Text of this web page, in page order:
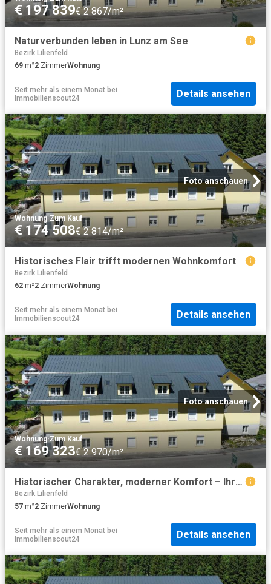
€ 197 839€ 2 867/m²
Naturverbunden leben in Lunz am See
Bezirk Lilienfeld
69 m²2 ZimmerWohnung
Seit mehr als einem Monat bei
Immobilienscout24
Details ansehen
Foto anschauen
Wohnung·Zum Kauf
€ 174 508€ 2 814/m²
Historisches Flair trifft modernen Wohnkomfort
Bezirk Lilienfeld
62 m²2 ZimmerWohnung
Seit mehr als einem Monat bei
Immobilienscout24
Details ansehen
Foto anschauen
Wohnung·Zum Kauf
€ 169 323€ 2 970/m²
Historischer Charakter, moderner Komfort – Ihr neues Zuhause wartet
Bezirk Lilienfeld
57 m²2 ZimmerWohnung
Seit mehr als einem Monat bei
Immobilienscout24
Details ansehen